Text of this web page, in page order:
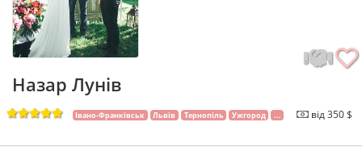
Назар Лунів
Івано-Франківськ Львів Тернопіль Ужгород ... від 350 $